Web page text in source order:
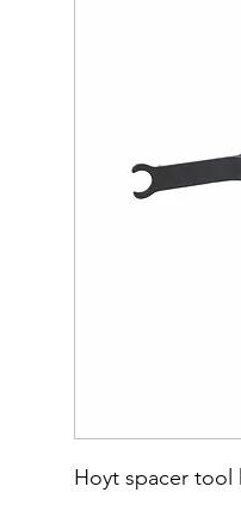
Hoyt spacer tool